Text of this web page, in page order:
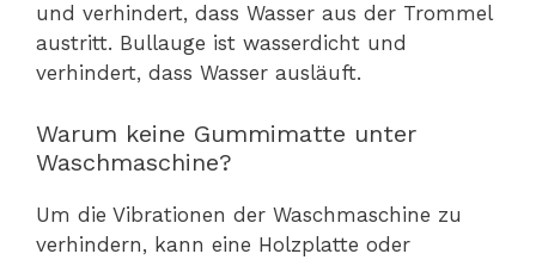
und verhindert, dass Wasser aus der Trommel
austritt. Bullauge ist wasserdicht und
verhindert, dass Wasser ausläuft.
Warum keine Gummimatte unter
Waschmaschine?
Um die Vibrationen der Waschmaschine zu
verhindern, kann eine Holzplatte oder